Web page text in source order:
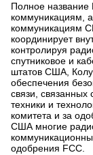
Полное
коммуникациям,
коммуникациям
координирует
контролируя
спутниковое и
штатов США,
обеспечения
связи,
техники и
комитета и за
США многие
одобрения FCC.